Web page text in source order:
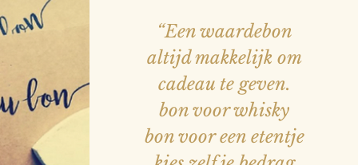
“Een waardebon
altijd makkelijk om
cadeau te geven.
bon voor whisky
bon voor een etentje